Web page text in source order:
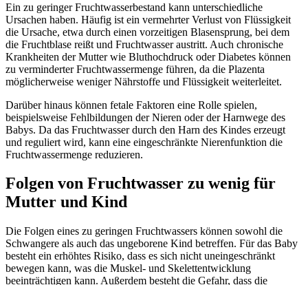
Ein zu geringer Fruchtwasserbestand kann unterschiedliche
Ursachen haben. Häufig ist ein vermehrter Verlust von Flüssigkeit
die Ursache, etwa durch einen vorzeitigen Blasensprung, bei dem
die Fruchtblase reißt und Fruchtwasser austritt. Auch chronische
Krankheiten der Mutter wie Bluthochdruck oder Diabetes können
zu verminderter Fruchtwassermenge führen, da die Plazenta
möglicherweise weniger Nährstoffe und Flüssigkeit weiterleitet.
Darüber hinaus können fetale Faktoren eine Rolle spielen,
beispielsweise Fehlbildungen der Nieren oder der Harnwege des
Babys. Da das Fruchtwasser durch den Harn des Kindes erzeugt
und reguliert wird, kann eine eingeschränkte Nierenfunktion die
Fruchtwassermenge reduzieren.
Folgen von Fruchtwasser zu wenig für
Mutter und Kind
Die Folgen eines zu geringen Fruchtwassers können sowohl die
Schwangere als auch das ungeborene Kind betreffen. Für das Baby
besteht ein erhöhtes Risiko, dass es sich nicht uneingeschränkt
bewegen kann, was die Muskel- und Skelettentwicklung
beeinträchtigen kann. Außerdem besteht die Gefahr, dass die